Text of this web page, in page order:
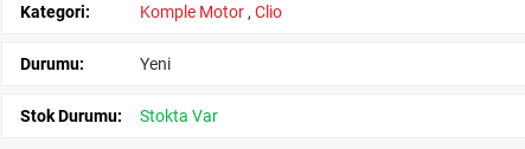
Kategori: Komple Motor ,Clio
Durumu: Yeni
Stok Durumu: Stokta Var